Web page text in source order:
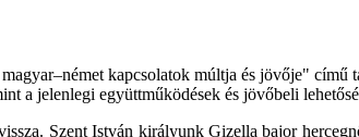
kapcsolatok múltja és jövője"
a jelenlegi együttműködések és jövőbeli
Szent István királyunk Gizella bajor